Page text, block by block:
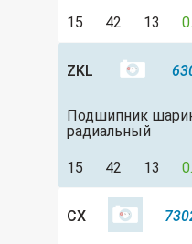
15 42 13
ZKL
Подшипник
радиальный
15 42 13
CX